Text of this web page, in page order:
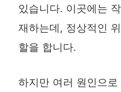
있습니다. 이곳에는
재하는데, 정상적인
할을 합니다.
하지만 여러 원인으